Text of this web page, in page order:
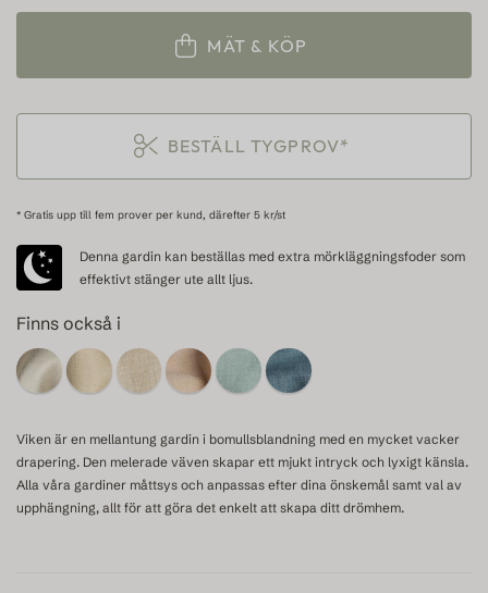
MÄT & KÖP
BESTÄLL TYGPROV*
* Gratis upp till fem prover per kund, därefter 5 kr/st
Denna gardin kan beställas med extra mörkläggningsfoder som
effektivt stänger ute allt ljus.
Finns också i
Viken är en mellantung gardin i bomullsblandning med en mycket vacker
drapering. Den melerade väven skapar ett mjukt intryck och lyxigt känsla.
Alla våra gardiner måttsys och anpassas efter dina önskemål samt val av
upphängning, allt för att göra det enkelt att skapa ditt drömhem.